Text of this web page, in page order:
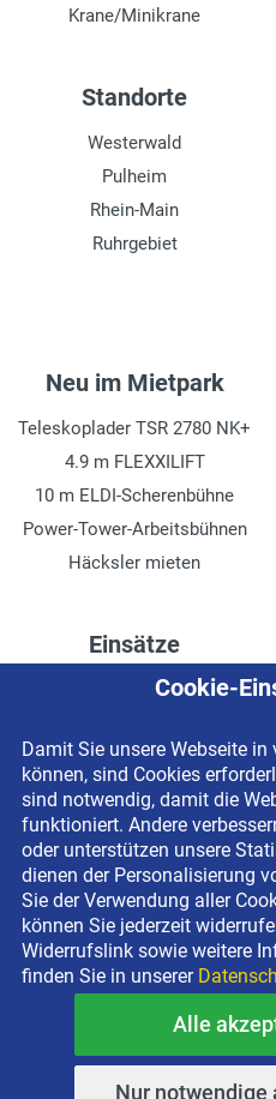
Krane/Minikrane
Standorte
Westerwald
Pulheim
Rhein-Main
Ruhrgebiet
Neu im Mietpark
Teleskoplader TSR 2780 NK+
4.9 m FLEXXILIFT
10 m ELDI-Scherenbühne
Power-Tower-Arbeitsbühnen
Häcksler mieten
Einsätze
Höhenzugang für
Drainage verlegen
Fassadenreinigung
Terrasse anlegen
Ladenbau
Copyright © 2026 BEYER-
Kostenlose
Cookie-
Damit Sie unsere Webseite
können, sind Cookies
sind notwendig, damit die
funktioniert. Andere
oder unterstützen unsere
dienen der Personalisierung
Sie der Verwendung aller
können Sie jederzeit
Widerrufslink sowie weitere
finden Sie in unserer
Alle
Nur notwendige